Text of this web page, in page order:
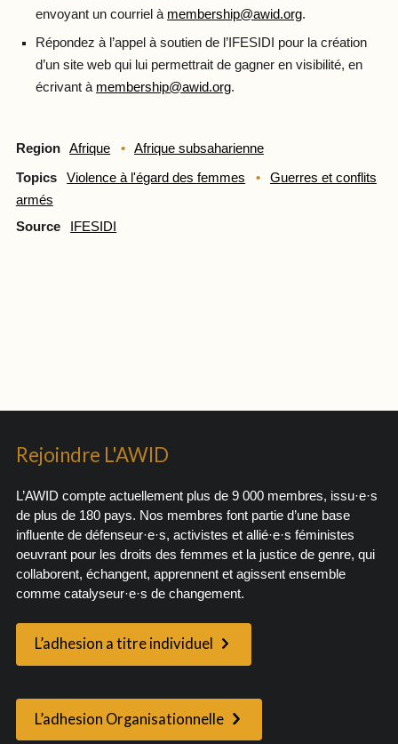
envoyant un courriel à membership@awid.org.
Répondez à l’appel à soutien de l’IFESIDI pour la création
d’un site web qui lui permettrait de gagner en visibilité, en
écrivant à membership@awid.org.
Region Afrique Afrique subsaharienne
Topics Violence à l'égard des femmes
Guerres et conflits
armés
Source
IFESIDI
Rejoindre L'AWID
L’AWID compte actuellement plus de 9 000 membres, issu·e·s
de plus de 180 pays. Nos membres font partie d’une base
influente de défenseur·e·s, activistes et allié·e·s féministes
oeuvrant pour les droits des femmes et la justice de genre, qui
collaborent, échangent, apprennent et agissent ensemble
comme catalyseur·e·s de changement.
L’adhesion a titre individuel
L’adhesion Organisationnelle